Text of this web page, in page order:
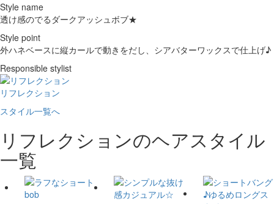
Style name
透け感のでるダークアッシュボブ★
Style point
外ハネベースに縦カールで動きをだし、シアバターワックスで仕上げ♪
Responsible stylist
リフレクション
スタイル一覧へ
リフレクションのヘアスタイル
一覧